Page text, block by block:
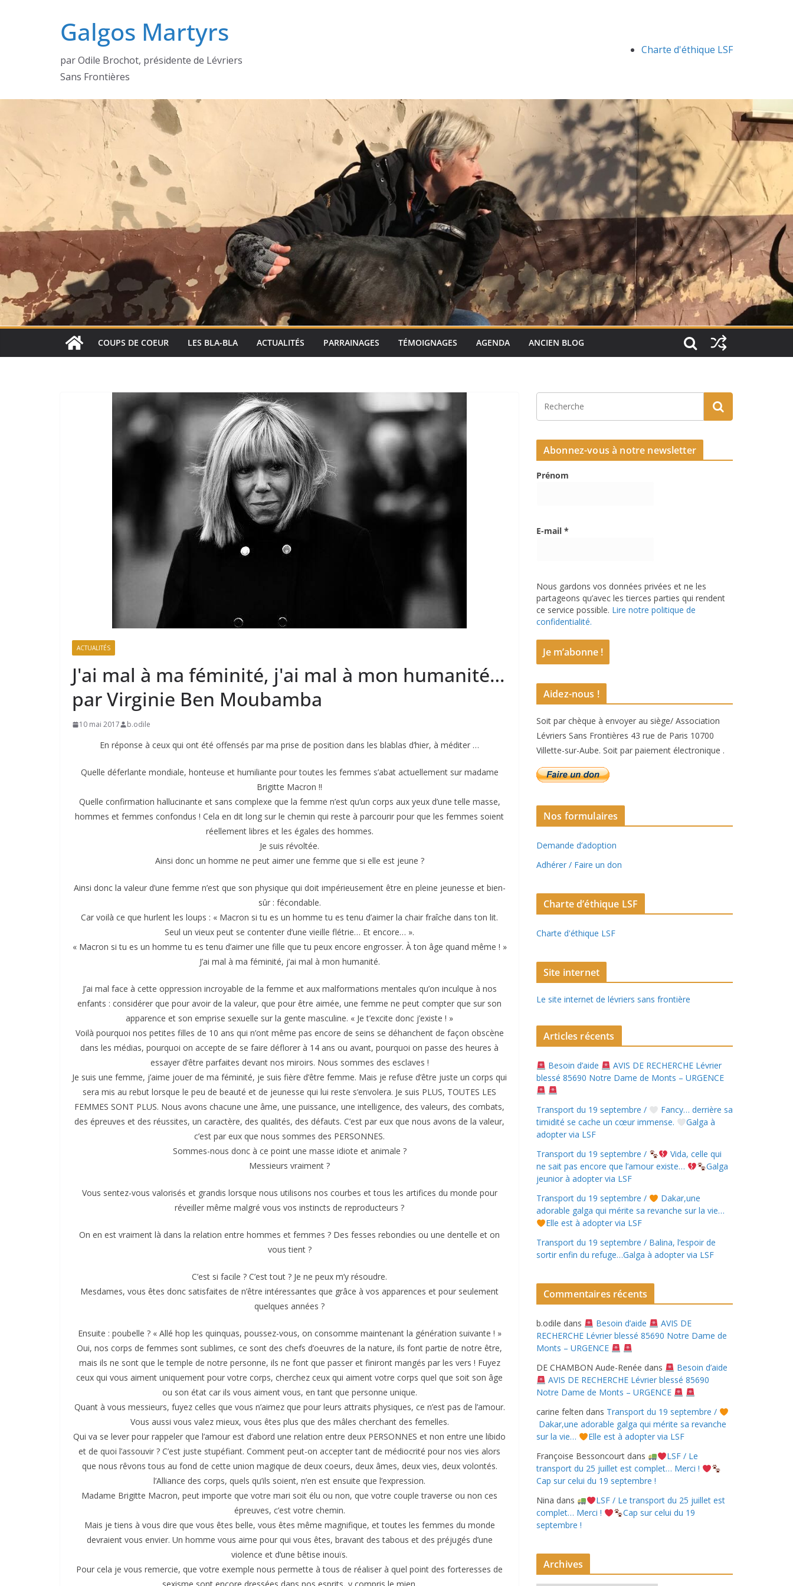
Galgos Martyrs
par Odile Brochot, présidente de Lévriers
Sans Frontières
Charte d'éthique LSF
COUPS DE COEUR LES BLA-BLA ACTUALITÉS PARRAINAGES TÉMOIGNAGES AGENDA ANCIEN BLOG
ACTUALITÉS
J'ai mal à ma féminité, j'ai mal à mon humanité…
par Virginie Ben Moubamba
10 mai 2017 b.odile
En réponse à ceux qui ont été offensés par ma prise de position dans les blablas d’hier, à méditer …
Quelle déferlante mondiale, honteuse et humiliante pour toutes les femmes s’abat actuellement sur madame
Brigitte Macron !!
Quelle confirmation hallucinante et sans complexe que la femme n’est qu’un corps aux yeux d’une telle masse,
hommes et femmes confondus ! Cela en dit long sur le chemin qui reste à parcourir pour que les femmes soient
réellement libres et les égales des hommes.
Je suis révoltée.
Ainsi donc un homme ne peut aimer une femme que si elle est jeune ?
Ainsi donc la valeur d’une femme n’est que son physique qui doit impérieusement être en pleine jeunesse et bien-
sûr : fécondable.
Car voilà ce que hurlent les loups : « Macron si tu es un homme tu es tenu d’aimer la chair fraîche dans ton lit.
Seul un vieux peut se contenter d’une vieille flétrie… Et encore… ».
« Macron si tu es un homme tu es tenu d’aimer une fille que tu peux encore engrosser. À ton âge quand même ! »
J’ai mal à ma féminité, j’ai mal à mon humanité.
J’ai mal face à cette oppression incroyable de la femme et aux malformations mentales qu’on inculque à nos
enfants : considérer que pour avoir de la valeur, que pour être aimée, une femme ne peut compter que sur son
apparence et son emprise sexuelle sur la gente masculine. « Je t’excite donc j’existe ! »
Voilà pourquoi nos petites filles de 10 ans qui n’ont même pas encore de seins se déhanchent de façon obscène
dans les médias, pourquoi on accepte de se faire déflorer à 14 ans ou avant, pourquoi on passe des heures à
essayer d’être parfaites devant nos miroirs. Nous sommes des esclaves !
Je suis une femme, j’aime jouer de ma féminité, je suis fière d’être femme. Mais je refuse d’être juste un corps qui
sera mis au rebut lorsque le peu de beauté et de jeunesse qui lui reste s’envolera. Je suis PLUS, TOUTES LES
FEMMES SONT PLUS. Nous avons chacune une âme, une puissance, une intelligence, des valeurs, des combats,
des épreuves et des réussites, un caractère, des qualités, des défauts. C’est par eux que nous avons de la valeur,
c’est par eux que nous sommes des PERSONNES.
Sommes-nous donc à ce point une masse idiote et animale ?
Messieurs vraiment ?
Vous sentez-vous valorisés et grandis lorsque nous utilisons nos courbes et tous les artifices du monde pour
réveiller même malgré vous vos instincts de reproducteurs ?
On en est vraiment là dans la relation entre hommes et femmes ? Des fesses rebondies ou une dentelle et on
vous tient ?
C’est si facile ? C’est tout ? Je ne peux m’y résoudre.
Mesdames, vous êtes donc satisfaites de n’être intéressantes que grâce à vos apparences et pour seulement
quelques années ?
Ensuite : poubelle ? « Allé hop les quinquas, poussez-vous, on consomme maintenant la génération suivante ! »
Oui, nos corps de femmes sont sublimes, ce sont des chefs d’oeuvres de la nature, ils font partie de notre être,
mais ils ne sont que le temple de notre personne, ils ne font que passer et finiront mangés par les vers ! Fuyez
ceux qui vous aiment uniquement pour votre corps, cherchez ceux qui aiment votre corps quel que soit son âge
ou son état car ils vous aiment vous, en tant que personne unique.
Quant à vous messieurs, fuyez celles que vous n’aimez que pour leurs attraits physiques, ce n’est pas de l’amour.
Vous aussi vous valez mieux, vous êtes plus que des mâles cherchant des femelles.
Qui va se lever pour rappeler que l’amour est d’abord une relation entre deux PERSONNES et non entre une libido
et de quoi l’assouvir ? C’est juste stupéfiant. Comment peut-on accepter tant de médiocrité pour nos vies alors
que nous rêvons tous au fond de cette union magique de deux coeurs, deux âmes, deux vies, deux volontés.
l’Alliance des corps, quels qu’ils soient, n’en est ensuite que l’expression.
Madame Brigitte Macron, peut importe que votre mari soit élu ou non, que votre couple traverse ou non ces
épreuves, c’est votre chemin.
Mais je tiens à vous dire que vous êtes belle, vous êtes même magnifique, et toutes les femmes du monde
devraient vous envier. Un homme vous aime pour qui vous êtes, bravant des tabous et des préjugés d’une
violence et d’une bêtise inouïs.
Pour cela je vous remercie, que votre exemple nous permette à tous de réaliser à quel point des forteresses de
Abonnez-vous à notre newsletter
Prénom
E-mail *
Nous gardons vos données privées et ne les
partageons qu’avec les tierces parties qui rendent
ce service possible. Lire notre politique de
confidentialité.
Aidez-nous !
Soit par chèque à envoyer au siège/ Association
Lévriers Sans Frontières 43 rue de Paris 10700
Villette-sur-Aube. Soit par paiement électronique .
Nos formulaires
Demande d’adoption
Adhérer / Faire un don
Charte d’éthique LSF
Charte d'éthique LSF
Site internet
Le site internet de lévriers sans frontière
Articles récents
Besoin d’aide
AVIS DE RECHERCHE Lévrier
blessé 85690 Notre Dame de Monts – URGENCE
Transport du 19 septembre /
Fancy… derrière sa
timidité se cache un cœur immense.
Galga à
adopter via LSF
Transport du 19 septembre /
Vida, celle qui
ne sait pas encore que l’amour existe…
Galga
jeunior à adopter via LSF
Transport du 19 septembre /
Dakar,une
adorable galga qui mérite sa revanche sur la vie…
Elle est à adopter via LSF
Transport du 19 septembre / Balina, l’espoir de
sortir enfin du refuge…Galga à adopter via LSF
Commentaires récents
b.odile dans Besoin d’aide
AVIS DE
RECHERCHE Lévrier blessé 85690 Notre Dame de
Monts – URGENCE
DE CHAMBON Aude-Renée dans
Besoin d’aide
AVIS DE RECHERCHE Lévrier blessé 85690
Notre Dame de Monts – URGENCE
carine felten dans Transport du 19 septembre /
Dakar,une adorable galga qui mérite sa revanche
sur la vie…
Elle est à adopter via LSF
Françoise Bessoncourt dans
LSF / Le
transport du 25 juillet est complet… Merci !
Cap sur celui du 19 septembre !
Nina dans
LSF / Le transport du 25 juillet est
complet… Merci !
Cap sur celui du 19
septembre !
Archives